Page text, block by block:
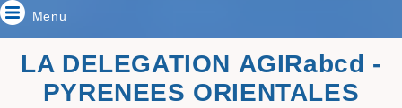
Menu
LA DELEGATION AGIRabcd -
PYRENEES ORIENTALES